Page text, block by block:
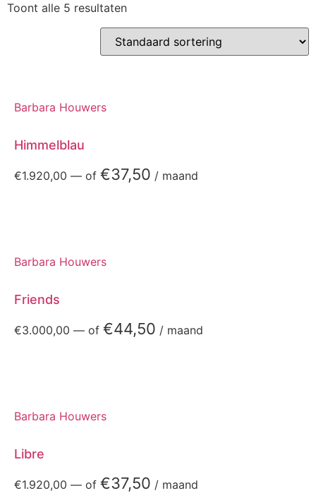
Toont alle 5 resultaten
Barbara Houwers
Himmelblau
€1.920,00 — of €37,50 / maand
Barbara Houwers
Friends
€3.000,00 — of €44,50 / maand
Barbara Houwers
Libre
€1.920,00 — of €37,50 / maand